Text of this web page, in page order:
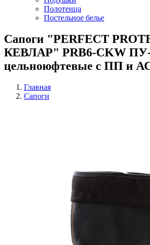
Полотенца
Постельное белье
Сапоги "PERFECT
КЕВЛАР" PRB6-CKW
цельноюфтевые с ПП и
Главная
Сапоги